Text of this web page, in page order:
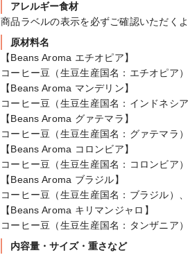
アレルギー食材
商品ラベルの表示を必ずご確認いただく
原材料名
【Beans Aroma エチオピア】
コーヒー豆（生豆生産国名：エチオピア
【Beans Aroma マンデリン】
コーヒー豆（生豆生産国名：インドネシ
【Beans Aroma グァテマラ】
コーヒー豆（生豆生産国名：グァテマラ
【Beans Aroma コロンビア】
コーヒー豆（生豆生産国名：コロンビア
【Beans Aroma ブラジル】
コーヒー豆（生豆生産国名：ブラジル）
【Beans Aroma キリマンジャロ】
コーヒー豆（生豆生産国名：タンザニア
内容量・サイズ・重さなど